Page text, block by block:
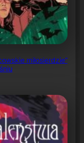
miłosierdzie”